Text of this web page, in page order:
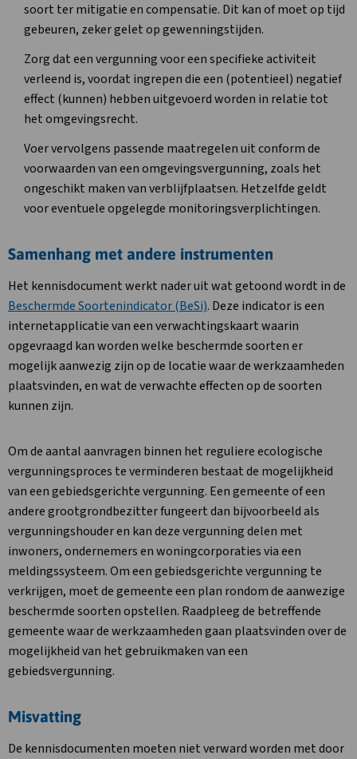
soort ter mitigatie en compensatie. Dit kan of moet op tijd
gebeuren, zeker gelet op gewenningstijden.
Zorg dat een vergunning voor een specifieke activiteit
verleend is, voordat ingrepen die een (potentieel) negatief
effect (kunnen) hebben uitgevoerd worden in relatie tot
het omgevingsrecht.
Voer vervolgens passende maatregelen uit conform de
voorwaarden van een omgevingsvergunning, zoals het
ongeschikt maken van verblijfplaatsen. Hetzelfde geldt
voor eventuele opgelegde monitoringsverplichtingen.
Samenhang met andere instrumenten
Het kennisdocument werkt nader uit wat getoond wordt in de
Beschermde Soortenindicator (BeSi). Deze indicator is een
internetapplicatie van een verwachtingskaart waarin
opgevraagd kan worden welke beschermde soorten er
mogelijk aanwezig zijn op de locatie waar de werkzaamheden
plaatsvinden, en wat de verwachte effecten op de soorten
kunnen zijn.
Om de aantal aanvragen binnen het reguliere ecologische
vergunningsproces te verminderen bestaat de mogelijkheid
van een gebiedsgerichte vergunning. Een gemeente of een
andere grootgrondbezitter fungeert dan bijvoorbeeld als
vergunningshouder en kan deze vergunning delen met
inwoners, ondernemers en woningcorporaties via een
meldingssysteem. Om een gebiedsgerichte vergunning te
verkrijgen, moet de gemeente een plan rondom de aanwezige
beschermde soorten opstellen. Raadpleeg de betreffende
gemeente waar de werkzaamheden gaan plaatsvinden over de
mogelijkheid van het gebruikmaken van een
gebiedsvergunning.
Misvatting
De kennisdocumenten moeten niet verward worden met door